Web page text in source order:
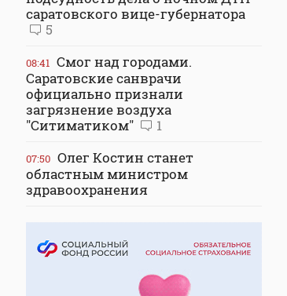
саратовского вице-губернатора
5
08:41 Смог над городами.
Саратовские санврачи
официально признали
загрязнение воздуха
"Ситиматиком"
1
07:50 Олег Костин станет
областным министром
здравоохранения